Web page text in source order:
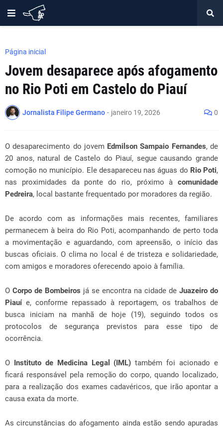
Página inicial
Jovem desaparece após afogamento
no Rio Poti em Castelo do Piauí
Jornalista Filipe Germano - janeiro 19, 2026 0
O desaparecimento do jovem Edmilson Sampaio Fernandes, de
20 anos, natural de Castelo do Piauí, segue causando grande
comoção no município. Ele desapareceu nas águas do Rio Poti,
nas proximidades da ponte do rio, próximo à comunidade
Pedreira, local bastante frequentado por moradores da região.
De acordo com as informações mais recentes, familiares
permanecem à beira do Rio Poti, acompanhando de perto toda
a movimentação e aguardando, com apreensão, o início das
buscas oficiais. O clima no local é de tristeza e solidariedade,
com amigos e moradores oferecendo apoio à família.
O Corpo de Bombeiros já se encontra na cidade de Juazeiro do
Piauíe, conforme repassado à reportagem, os trabalhos de
busca iniciam na manhã de hoje (19), seguindo todos os
protocolos de segurança previstos para esse tipo de
ocorrência.
O Instituto de Medicina Legal (IML) também foi acionado e
ficará responsável pela remoção do corpo, quando localizado,
para a realização dos exames cadavéricos, que irão apontar a
causa exata da morte.
As circunstâncias do afogamento ainda estão sendo apuradas